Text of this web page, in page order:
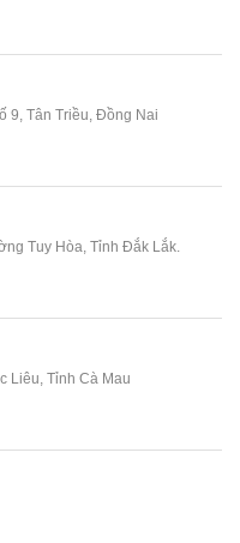
9, Tân Triều, Đồng Nai
Tuy Hòa, Tỉnh Đắk Lắk.
Liêu, Tỉnh Cà Mau